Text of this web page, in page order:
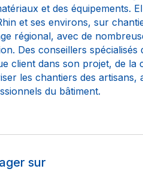
et des équipements.
et ses environs, sur
régional, avec de
Des conseillers
client dans son projet, de
les chantiers des
du bâtiment.
sur